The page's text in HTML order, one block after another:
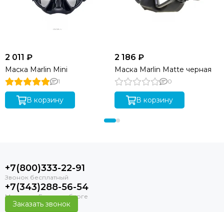
2 011 ₽
Маска Marlin Mini
1
В корзину
2 186 ₽
Маска Marlin Matte черная
0
В корзину
+7(800)333-22-91
+7(343)288-56-54
Заказать звонок